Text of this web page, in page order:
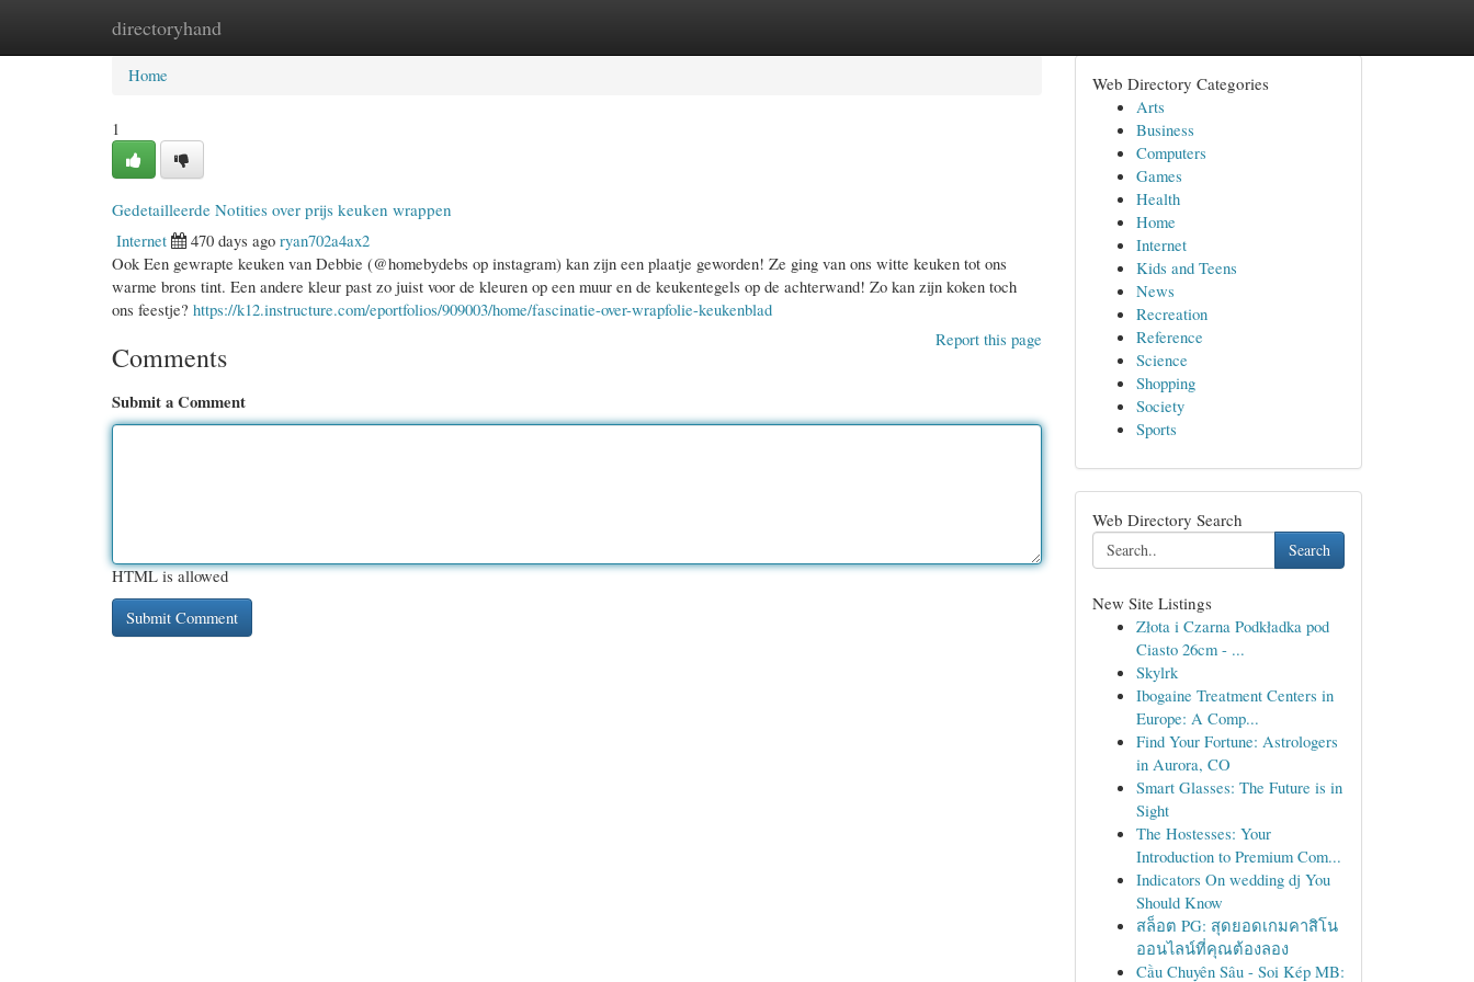
directoryhand
Home New Site Listings
Home
1
Gedetailleerde Notities over prijs keuken wrappen
Internet
470 days ago ryan702a4ax2
Ook Een gewrapte keuken van Debbie (@homebydebs op instagram) kan zijn een plaatje geworden! Ze ging van ons witte keuken tot ons
warme brons tint. Een andere kleur past zo juist voor de kleuren op een muur en de keukentegels op de achterwand! Zo kan zijn koken toch
ons feestje? https://k12.instructure.com/eportfolios/909003/home/fascinatie-over-wrapfolie-keukenblad
Report this page
Comments
Submit a Comment
HTML is allowed
Web Directory Categories
Arts
Business
Computers
Games
Health
Home
Internet
Kids and Teens
News
Recreation
Reference
Science
Shopping
Society
Sports
Web Directory Search
Search
New Site Listings
Złota i Czarna Podkładka pod
Ciasto 26cm - ...
Skylrk
Ibogaine Treatment Centers in
Europe: A Comp...
Find Your Fortune: Astrologers
in Aurora, CO
Smart Glasses: The Future is in
Sight
The Hostesses: Your
Introduction to Premium Com...
Indicators On wedding dj You
Should Know
สล็อต PG: สุดยอดเกมคาสิโน
ออนไลน์ที่คุณต้องลอง
Cầu Chuyên Sâu - Soi Kép MB: